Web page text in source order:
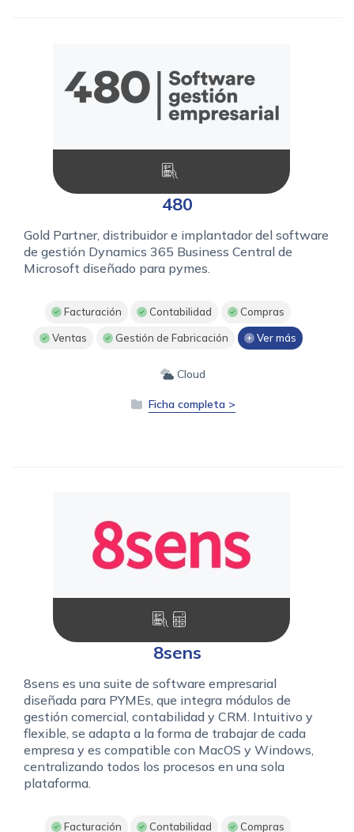
480
Gold Partner, distribuidor e implantador del software
de gestión Dynamics 365 Business Central de
Microsoft diseñado para pymes.
Facturación Contabilidad Compras
Ventas Gestión de Fabricación Ver más
Cloud
Ficha completa >
8sens
8sens es una suite de software empresarial
diseñada para PYMEs, que integra módulos de
gestión comercial, contabilidad y CRM. Intuitivo y
flexible, se adapta a la forma de trabajar de cada
empresa y es compatible con MacOS y Windows,
centralizando todos los procesos en una sola
plataforma.
Facturación Contabilidad Compras